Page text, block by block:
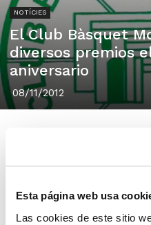
Esta página web usa
Las cookies de este sitio
NOTÍCIES
El Club Bàsquet
diversos premios
aniversario
08/11/2012
Club Bàsquet Morvedre ha
numerosos